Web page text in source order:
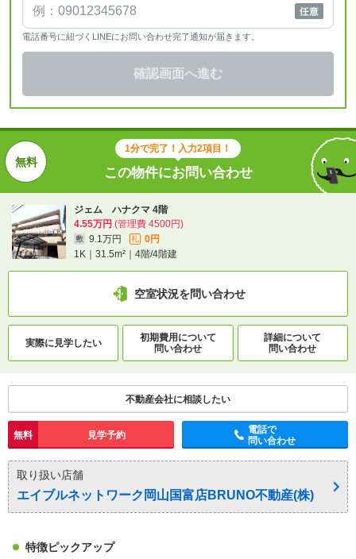
電話番号に紐づくLINEにお問い合わせ完了通知が届きます。
確認画面へ進む
1分で完了！入力2項目！
この物件にお問い合わせ
ジェム ハナクマ 4階
4.55万円 (管理費 4500円)
敷 9.1万円 礼
0円
1K｜31.5m²｜4階/4階建
空室状況を問い合わせ
実際に見学したい
初期費用について
問い合わせ
詳細について
問い合わせ
不動産会社に相談したい
無料 見学予約
電話で
問い合わせ
取り扱い店舗
エイブルネットワーク岡山国富店BRUNO不動産(株)
特徴ピックアップ